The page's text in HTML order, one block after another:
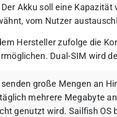
Akku soll eine Kapazität
vom Nutzer
Hersteller zufolge die
Dual-SIM wird
große Mengen an
mehrere Megabyte
genutzt wird. Sailfish OS